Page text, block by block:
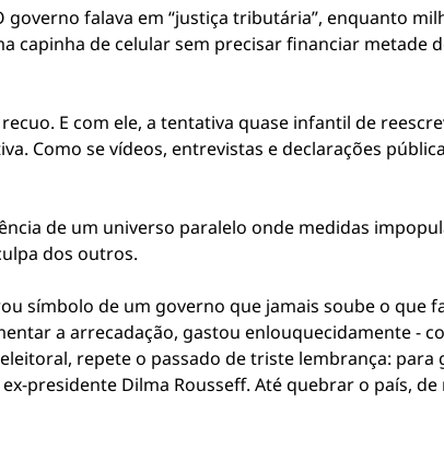
falava em “justiça tributária”, enquanto
capinha de celular sem precisar financiar metade
E com ele, a tentativa quase infantil de
Como se vídeos, entrevistas e declarações
de um universo paralelo onde medidas
dos outros.
símbolo de um governo que jamais soube o que
a arrecadação, gastou enlouquecidamente -
repete o passado de triste lembrança: para
presidente Dilma Rousseff. Até quebrar o país, de